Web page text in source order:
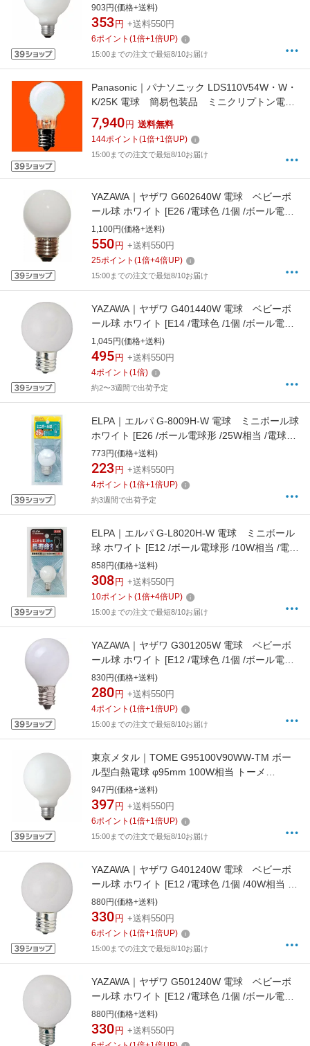
（Tome） [E26 /ボール電球形 /60W相当 /白色]
903円(価格+送料)
353 円 +送料550円
6ポイント (1倍+1倍UP)
15:00までの注文で最短8/10お届け
Panasonic｜パナソニック LDS110V54W・W・
K/25K 電球 簡易包装品 ミニクリプトン電球
ホワイト [E17 /一般電球形]
[LDS110V54WWK25K]
7,940 円 送料無料
144ポイント (1倍+1倍UP)
15:00までの注文で最短8/10お届け
YAZAWA｜ヤザワ G602640W 電球 ベビーボ
ール球 ホワイト [E26 /電球色 /1個 /ボール電球
形][G602640W]
1,100円(価格+送料)
550 円 +送料550円
25ポイント (1倍+4倍UP)
15:00までの注文で最短8/10お届け
YAZAWA｜ヤザワ G401440W 電球 ベビーボ
ール球 ホワイト [E14 /電球色 /1個 /ボール電球
形][G401440W]
1,045円(価格+送料)
495 円 +送料550円
4ポイント (1倍)
約2〜3週間で出荷予定
ELPA｜エルパ G-8009H-W 電球 ミニボール球
ホワイト [E26 /ボール電球形 /25W相当 /電球色
/1個][G8009HW]
773円(価格+送料)
223 円 +送料550円
4ポイント (1倍+1倍UP)
約3週間で出荷予定
ELPA｜エルパ G-L8020H-W 電球 ミニボール
球 ホワイト [E12 /ボール電球形 /10W相当 /電球
色][GL8020HW]
858円(価格+送料)
308 円 +送料550円
10ポイント (1倍+4倍UP)
15:00までの注文で最短8/10お届け
YAZAWA｜ヤザワ G301205W 電球 ベビーボ
ール球 ホワイト [E12 /電球色 /1個 /ボール電球
形][G301205W]
830円(価格+送料)
280 円 +送料550円
4ポイント (1倍+1倍UP)
15:00までの注文で最短8/10お届け
東京メタル｜TOME G95100V90WW-TM ボー
ル型白熱電球 φ95mm 100W相当 トーメ
（Tome） [E26 /ボール電球形 /100W相当 /白
色]
947円(価格+送料)
397 円 +送料550円
6ポイント (1倍+1倍UP)
15:00までの注文で最短8/10お届け
YAZAWA｜ヤザワ G401240W 電球 ベビーボ
ール球 ホワイト [E12 /電球色 /1個 /40W相当 /
ボール電球形][G401240W]
880円(価格+送料)
330 円 +送料550円
6ポイント (1倍+1倍UP)
15:00までの注文で最短8/10お届け
YAZAWA｜ヤザワ G501240W 電球 ベビーボ
ール球 ホワイト [E12 /電球色 /1個 /ボール電球
形][G501240W]
880円(価格+送料)
330 円 +送料550円